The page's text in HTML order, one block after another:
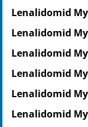
Lenalidomid
Lenalidomid
Lenalidomid
Lenalidomid
Lenalidomid
Lenalidomid